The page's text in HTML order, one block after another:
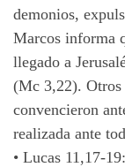
demonios,
Marcos informa
llegado a
(Mc 3,22). Otros
convencieron
realizada ante
• Lucas 11,17-